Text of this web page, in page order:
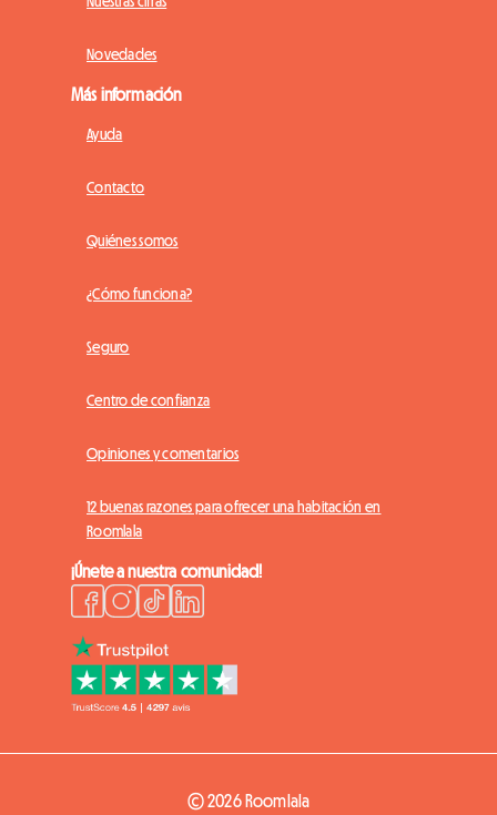
Novedades
Más información
Ayuda
Contacto
Quiénes somos
¿Cómo funciona?
Seguro
Centro de confianza
Opiniones y comentarios
12 buenas razones para ofrecer una habitación en
Roomlala
¡Únete a nuestra comunidad!
© 2026 Roomlala